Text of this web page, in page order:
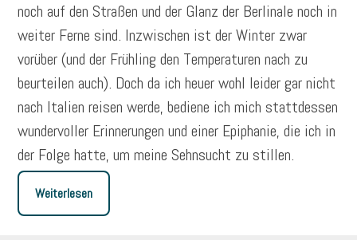
noch auf den Straßen und der Glanz der Berlinale noch in
weiter Ferne sind. Inzwischen ist der Winter zwar
vorüber (und der Frühling den Temperaturen nach zu
beurteilen auch). Doch da ich heuer wohl leider gar nicht
nach Italien reisen werde, bediene ich mich stattdessen
wundervoller Erinnerungen und einer Epiphanie, die ich in
der Folge hatte, um meine Sehnsucht zu stillen.
Weiterlesen